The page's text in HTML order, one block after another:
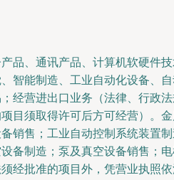
品、通讯产品、计算机软硬件技
智能制造、工业自动化设备、
经营进出口业务（法律、行政
目须取得许可后方可经营）。金
销售；工业自动控制系统装置
备制造；泵及真空设备销售；
经批准的项目外，凭营业执照